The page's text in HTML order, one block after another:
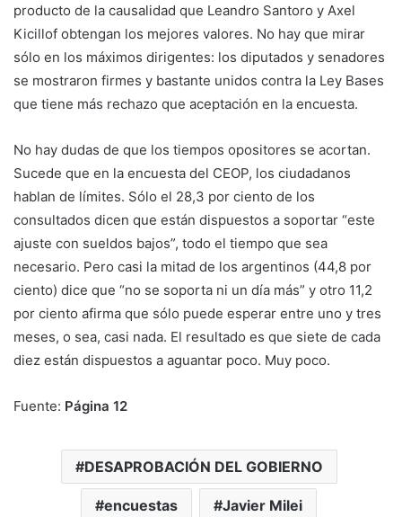
producto de la causalidad que Leandro Santoro y Axel
Kicillof obtengan los mejores valores. No hay que mirar
sólo en los máximos dirigentes: los diputados y senadores
se mostraron firmes y bastante unidos contra la Ley Bases
que tiene más rechazo que aceptación en la encuesta.
No hay dudas de que los tiempos opositores se acortan.
Sucede que en la encuesta del CEOP, los ciudadanos
hablan de límites. Sólo el 28,3 por ciento de los
consultados dicen que están dispuestos a soportar “este
ajuste con sueldos bajos”, todo el tiempo que sea
necesario. Pero casi la mitad de los argentinos (44,8 por
ciento) dice que “no se soporta ni un día más” y otro 11,2
por ciento afirma que sólo puede esperar entre uno y tres
meses, o sea, casi nada. El resultado es que siete de cada
diez están dispuestos a aguantar poco. Muy poco.
Fuente: Página 12
DESAPROBACIÓN DEL GOBIERNO
encuestas Javier Milei